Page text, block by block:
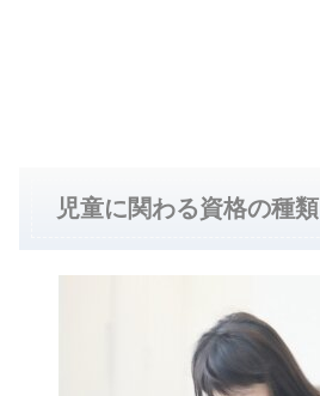
児童に関わる資格の種類